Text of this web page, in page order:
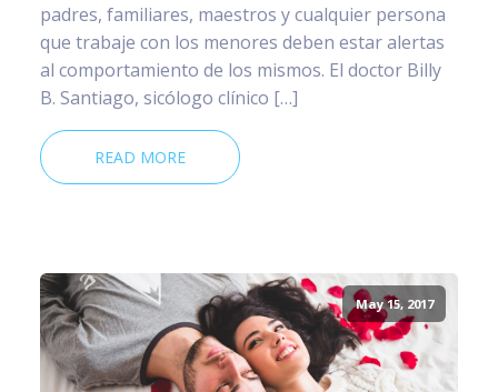
padres, familiares, maestros y cualquier persona
que trabaje con los menores deben estar alertas
al comportamiento de los mismos. El doctor Billy
B. Santiago, sicólogo clínico […]
READ MORE
May 15, 2017